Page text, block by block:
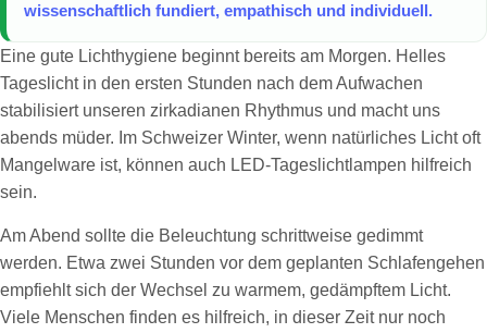
wissenschaftlich fundiert, empathisch und individuell.
Eine gute Lichthygiene beginnt bereits am Morgen. Helles
Tageslicht in den ersten Stunden nach dem Aufwachen
stabilisiert unseren zirkadianen Rhythmus und macht uns
abends müder. Im Schweizer Winter, wenn natürliches Licht oft
Mangelware ist, können auch LED-Tageslichtlampen hilfreich
sein.
Am Abend sollte die Beleuchtung schrittweise gedimmt
werden. Etwa zwei Stunden vor dem geplanten Schlafengehen
empfiehlt sich der Wechsel zu warmem, gedämpftem Licht.
Viele Menschen finden es hilfreich, in dieser Zeit nur noch